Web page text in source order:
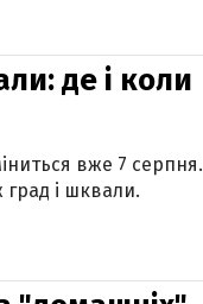
де і коли
вже 7 серпня.
і шквали.